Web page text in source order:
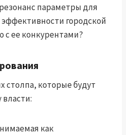
параметры для
городской
с ее конкурентами?
столпа, которые будут
как